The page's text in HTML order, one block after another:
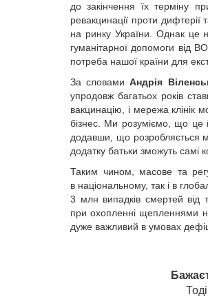
до закінчення їх терміну
ревакцинації проти
на ринку України. Однак це
гуманітарної допомоги від
потреба нашої країни для
За словамиАндрія
упродовж багатьох років
вакцинацію, і мережа клінік
бізнес. Ми розуміємо, що це
додавши, що розробляється
додатку батьки зможуть самі
Таким чином, масове та
в національному, так і в
3 млн випадків смертей від
при охопленні щепленнями
дуже важливий в умовах